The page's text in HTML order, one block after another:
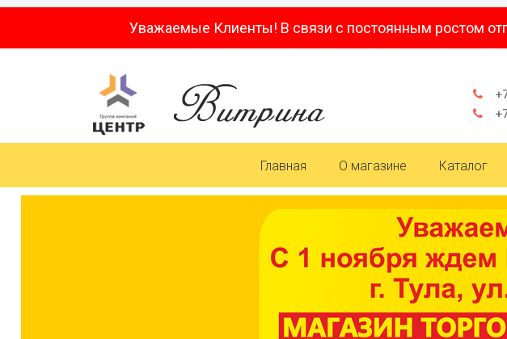
Уважаемые Клиенты! В связи с постоянным ростом
Главная О магазине Каталог